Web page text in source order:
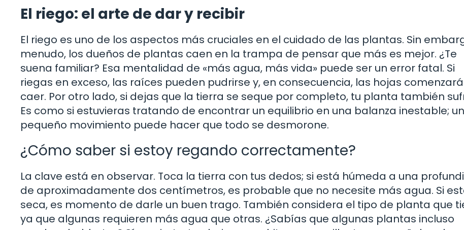
El riego: el arte de dar y recibir
El riego es uno de los aspectos más cruciales en el cuidado de las plantas. Sin
menudo, los dueños de plantas caen en la trampa de pensar que más es mejor. ¿Te
suena familiar? Esa mentalidad de «más agua, más vida» puede ser un error fatal. Si
riegas en exceso, las raíces pueden pudrirse y, en consecuencia, las hojas
caer. Por otro lado, si dejas que la tierra se seque por completo, tu planta también
Es como si estuvieras tratando de encontrar un equilibrio en una balanza inestable; un
pequeño movimiento puede hacer que todo se desmorone.
¿Cómo saber si estoy regando correctamente?
La clave está en observar. Toca la tierra con tus dedos; si está húmeda a una
de aproximadamente dos centímetros, es probable que no necesite más agua. Si
seca, es momento de darle un buen trago. También considera el tipo de planta que
ya que algunas requieren más agua que otras. ¿Sabías que algunas plantas incluso